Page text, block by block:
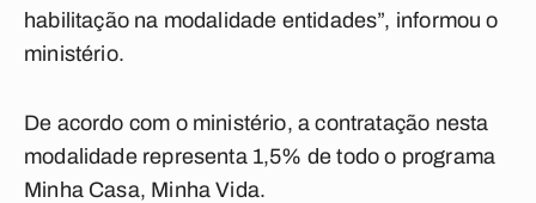
habilitação na modalidade entidades”, informou o
ministério.
De acordo com o ministério, a contratação nesta
modalidade representa 1,5% de todo o programa
Minha Casa, Minha Vida.